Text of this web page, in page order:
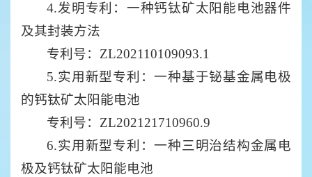
4.发明专利：一种钙钛矿太阳能电池器件
及其封装方法
专利号：ZL202110109093.1
5.实用新型专利：一种基于铋基金属电极
的钙钛矿太阳能电池
专利号：ZL202121710960.9
6.实用新型专利：一种三明治结构金属电
极及钙钛矿太阳能电池